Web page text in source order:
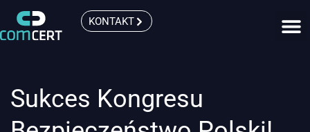
KONTAKT
Sukces Kongresu